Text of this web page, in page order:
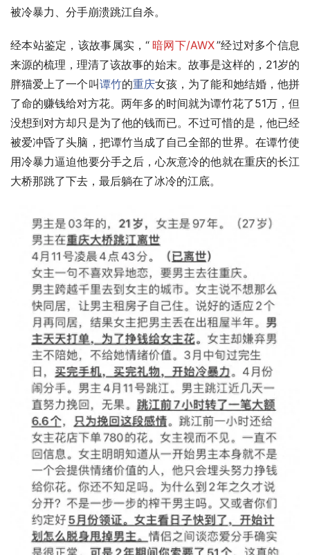
被冷暴力、分手崩溃跳江自杀。
经本站鉴定，该故事属实，“ 暗网下/AWX”经过对多个信息
来源的梳理，理清了该故事的始末。故事是这样的，21岁的
胖猫爱上了一个叫谭竹的重庆女孩，为了能和她结婚，他拼
了命的赚钱给对方花。两年多的时间就为谭竹花了51万，但
没想到对方却只是为了他的钱而已。不过可惜的是，他已经
被爱冲昏了头脑，把谭竹当成了自己全部的世界。在谭竹使
用冷暴力逼迫他要分手之后，心灰意冷的他就在重庆的长江
大桥那跳了下去，最后躺在了冰冷的江底。